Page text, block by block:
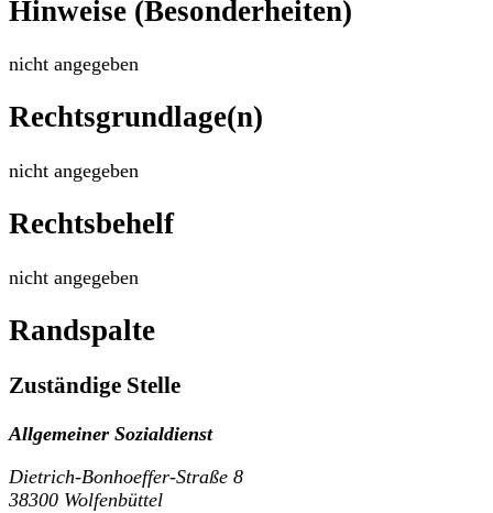
Hinweise (Besonderheiten)
nicht angegeben
Rechtsgrundlage(n)
nicht angegeben
Rechtsbehelf
nicht angegeben
Randspalte
Zuständige Stelle
Allgemeiner Sozialdienst
Dietrich-Bonhoeffer-Straße 8
38300 Wolfenbüttel